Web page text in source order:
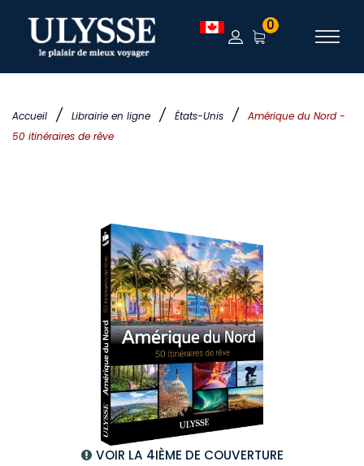
Accueil / Librairie en ligne / États-Unis /
Amérique du Nord -
50 itinéraires de rêve
0
VOIR LA 4IÈME DE COUVERTURE